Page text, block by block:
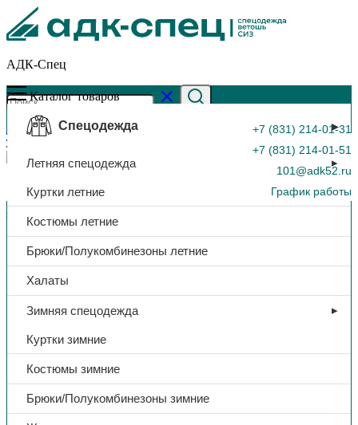
АДК-Спец
+7 (831) 214-01-31
+7 (831) 214-01-51
101@adk52.ru
График работы
0
Каталог товаров
Спецодежда
Летняя спецодежда
Куртки летние
Костюмы летние
Брюки/Полукомбинезоны летние
Халаты
Зимняя спецодежда
Куртки зимние
Костюмы зимние
Брюки/Полукомбинезоны зимние
Главная страница»Каталог»Средство чистящее «Санокс WC
Ультра», гель 1,1 л.